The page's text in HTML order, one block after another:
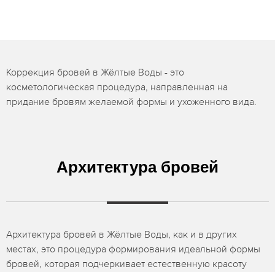
Коррекция бровей в Жёлтые Воды - это
косметологическая процедура, направленная на
придание бровям желаемой формы и ухоженного вида.
Архитектура бровей
Архитектура бровей в Жёлтые Воды, как и в других
местах, это процедура формирования идеальной формы
бровей, которая подчеркивает естественную красоту